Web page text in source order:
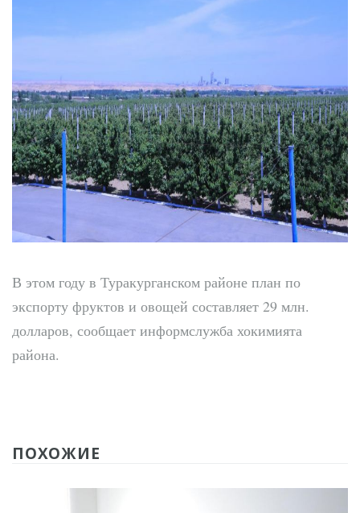
В этом году в Туракурганском районе план по
экспорту фруктов и овощей составляет 29 млн.
долларов, сообщает информслужба хокимията
района.
ПОХОЖИЕ